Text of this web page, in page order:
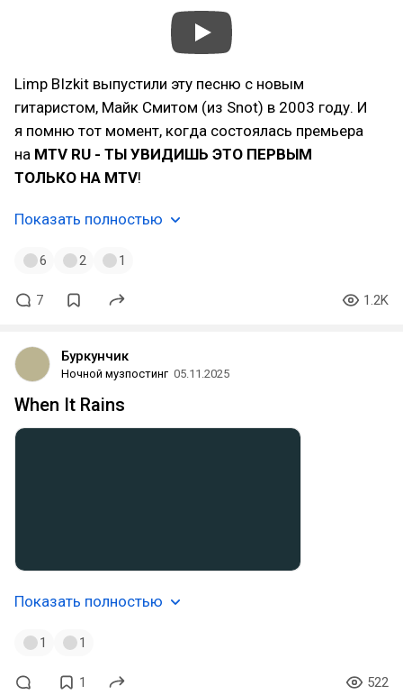
Limp BIzkit выпустили эту песню с новым
гитаристом, Майк Смитом (из Snot) в 2003 году. И
я помню тот момент, когда состоялась премьера
на MTV RU - ТЫ УВИДИШЬ ЭТО ПЕРВЫМ
ТОЛЬКО НА MTV!
Показать полностью
6 2 1
7 1.2K
Буркунчик
Ночной музпостинг 05.11.2025
When It Rains
Показать полностью
1 1
1 522